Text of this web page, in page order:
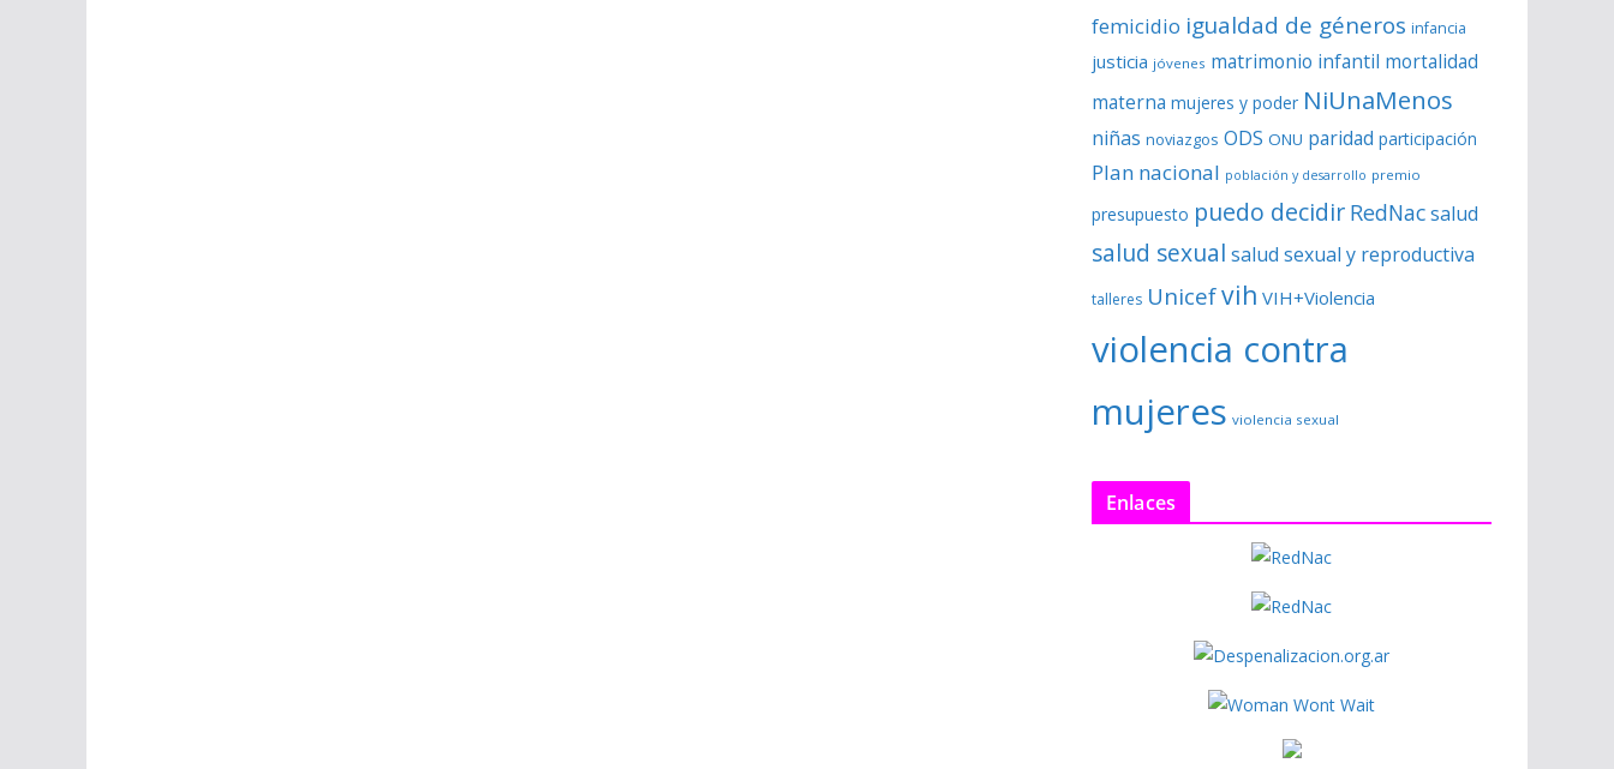
femicidio igualdad de géneros infancia
justicia jóvenes matrimonio infantil mortalidad
materna mujeres y poder NiUnaMenos
niñas noviazgos ODS ONU paridad participación
Plan nacional población y desarrollo premio
presupuesto puedo decidir RedNacsalud
salud sexual salud sexual y reproductiva
talleres Unicefvih VIH+Violencia
violencia contra
mujeres violencia sexual
Enlaces